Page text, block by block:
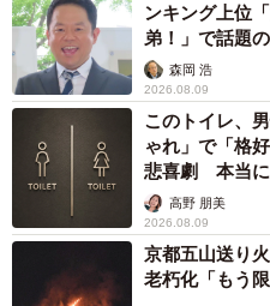
ンキング上位
弟！」で話題
森岡 浩
2026.08.09
このトイレ、
ゃれ」で「格
悲喜劇 本当に
く…高野 朋美
2026.08.09
京都五山送り
老朽化「もう